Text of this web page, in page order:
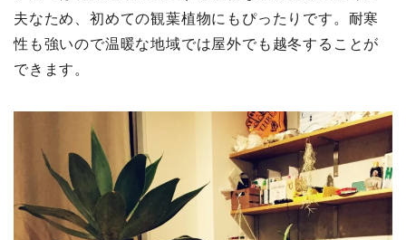
夫なため、初めての観葉植物にもぴったりです。耐寒
性も強いので温暖な地域では屋外でも越冬することが
できます。